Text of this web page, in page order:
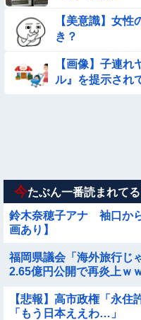
【画像】日本のえちえち女
【ロマン】世界を動かし
亡……
【美意識】女
き？
【画像】子連
ル』を提示され
今たぶん一番読まれてる
鈴木奈穂子アナ 袖口か
画あり】
福岡県議会「海外旅行じ
2.65億円公開で再炎上ｗ
【悲報】高市政権「永
「もう日本ええわ…」